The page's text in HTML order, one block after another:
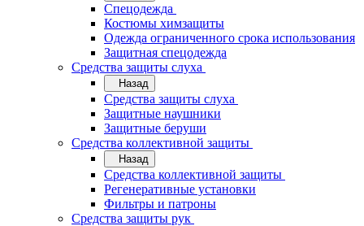
Спецодежда
Костюмы химзащиты
Одежда ограниченного срока использования
Защитная спецодежда
Средства защиты слуха
Назад
Средства защиты слуха
Защитные наушники
Защитные беруши
Средства коллективной защиты
Назад
Средства коллективной защиты
Регенеративные установки
Фильтры и патроны
Средства защиты рук